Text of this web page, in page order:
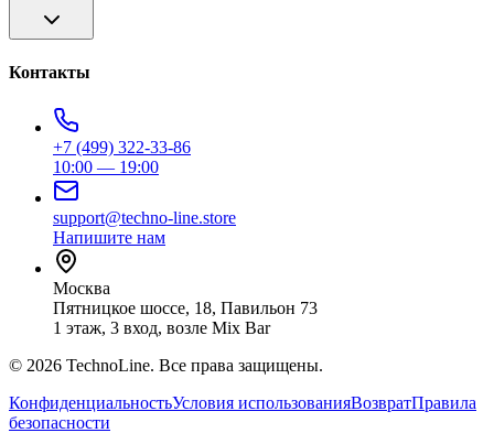
Контакты
+7 (499) 322-33-86
10:00 — 19:00
support@techno-line.store
Напишите нам
Москва
Пятницкое шоссе, 18, Павильон 73
1 этаж, 3 вход, возле Mix Bar
© 2026 TechnoLine. Все права защищены.
КонфиденциальностьУсловия использованияВозвратПравила
безопасности